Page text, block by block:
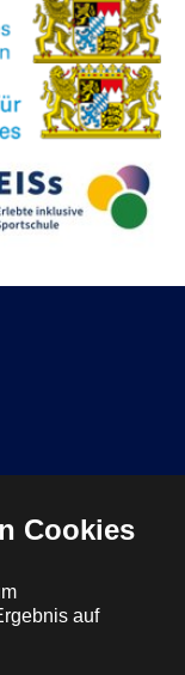
Cookies
auf
∙ Tel: